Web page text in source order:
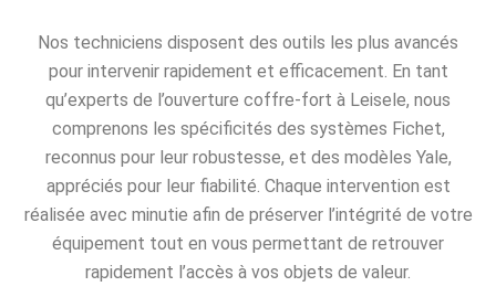
Nos techniciens disposent des outils les plus avancés
pour intervenir rapidement et efficacement. En tant
qu’experts de l’ouverture coffre-fort à Leisele, nous
comprenons les spécificités des systèmes Fichet,
reconnus pour leur robustesse, et des modèles Yale,
appréciés pour leur fiabilité. Chaque intervention est
réalisée avec minutie afin de préserver l’intégrité de votre
équipement tout en vous permettant de retrouver
rapidement l’accès à vos objets de valeur.